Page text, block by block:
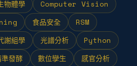
物體學
Computer Vision
食品安全
RSM
謝組學 光譜分析
Python
發酵 數位孿生
感官分析